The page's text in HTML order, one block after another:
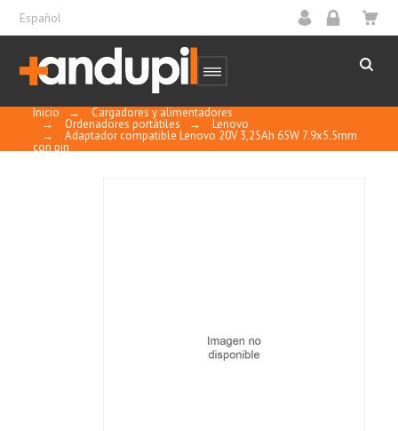
Español
Inicio → Cargadores y alimentadores
→ Ordenadores portátiles → Lenovo
→ Adaptador compatible Lenovo 20V 3,25Ah 65W 7.9x5.5mm
con pin